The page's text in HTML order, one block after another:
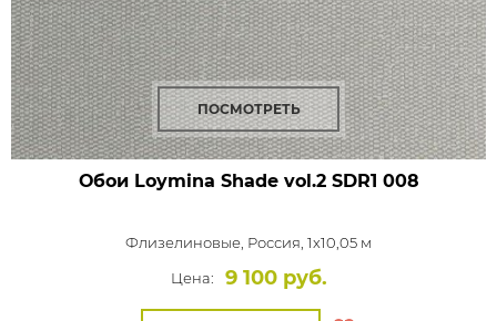
ПОСМОТРЕТЬ
Обои Loymina Shade vol.2SDR1 008
Флизелиновые, Россия, 1x10,05 м
Цена:
9 100 руб.